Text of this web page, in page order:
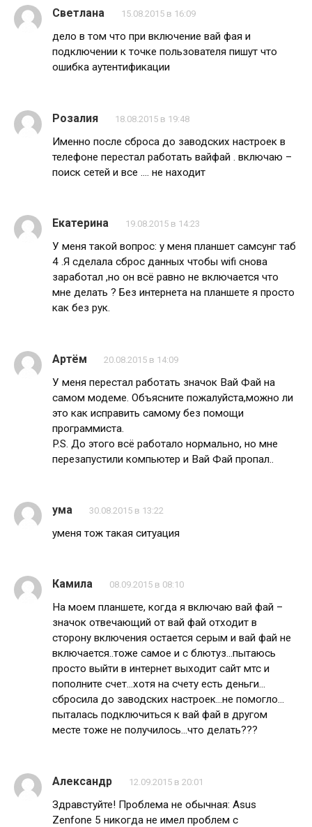
Светлана 15.08.2015 в 16:09
дело в том что при включение вай фая и
подключении к точке пользователя пишут что
ошибка аутентификации
Розалия 18.08.2015 в 19:48
Именно после сброса до заводских настроек в
телефоне перестал работать вайфай . включаю –
поиск сетей и все …. не находит
Екатерина 19.08.2015 в 14:23
У меня такой вопрос: у меня планшет самсунг таб
4 .Я сделала сброс данных чтобы wifi снова
заработал ,но он всё равно не включается что
мне делать ? Без интернета на планшете я просто
как без рук.
Артём 20.08.2015 в 14:09
У меня перестал работать значок Вай Фай на
самом модеме. Объясните пожалуйста,можно ли
это как исправить самому без помощи
программиста.
P.S. До этого всё работало нормально, но мне
перезапустили компьютер и Вай Фай пропал..
ума 30.08.2015 в 13:22
уменя тож такая ситуация
Камила 08.09.2015 в 08:10
На моем планшете, когда я включаю вай фай –
значок отвечающий от вай фай отходит в
сторону включения остается серым и вай фай не
включается..тоже самое и с блютуз…пытаюсь
просто выйти в интернет выходит сайт мтс и
пополните счет…хотя на счету есть деньги…
сбросила до заводских настроек…не помогло…
пыталась подключиться к вай фай в другом
месте тоже не получилось…что делать???
Александр 12.09.2015 в 20:01
Здравстуйте! Проблема не обычная: Asus
Zenfone 5 никогда не имел проблем с